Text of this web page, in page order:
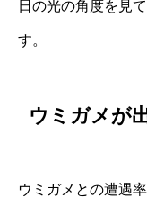
日の光の角度を見
す。
ウミガメが
ウミガメとの遭遇